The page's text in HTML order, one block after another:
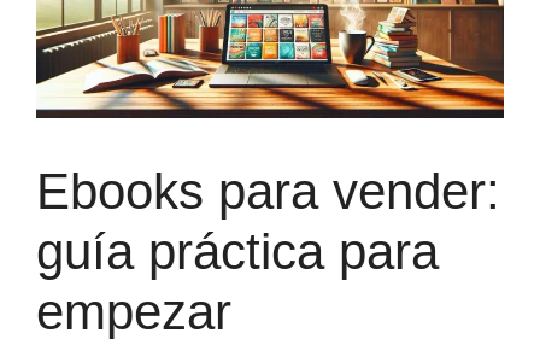
Ebooks para vender:
guía práctica para
empezar